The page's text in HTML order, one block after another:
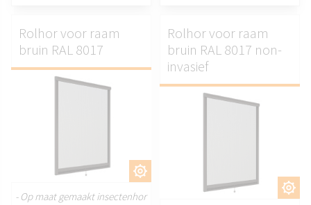
AANPASSEN.
Rolhor voor raam
bruin RAL 8017
- Op maat gemaakt insectenhor
AANPASSEN.
Rolhor voor raam
bruin RAL 8017 non-
invasief